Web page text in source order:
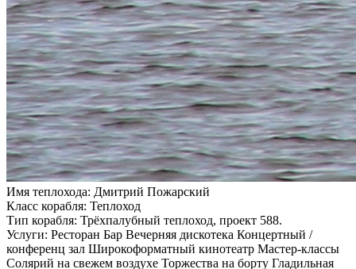
Имя теплохода: Дмитрий Пожарский
Класс корабля: Теплоход
Тип корабля: Трёхпалубный теплоход, проект 588.
Услуги: Ресторан Бар Вечерняя дискотека Концертный /
конференц зал Широкоформатный кинотеатр Мастер-классы
Солярий на свежем воздухе Торжества на борту Гладильная